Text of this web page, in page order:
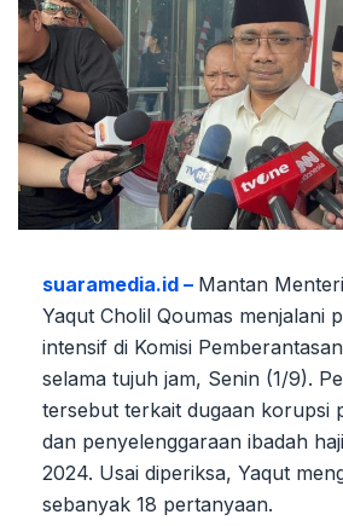
suaramedia.id – Mantan
Yaqut Cholil Qoumas menjalani
intensif di Komisi
selama tujuh jam, Senin (1/9).
tersebut terkait dugaan korupsi
dan penyelenggaraan ibadah
2024. Usai diperiksa, Yaqut
sebanyak 18 pertanyaan.